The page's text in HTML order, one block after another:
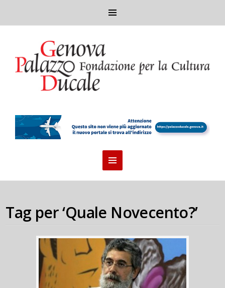
Tag per ‘Quale Novecento?’